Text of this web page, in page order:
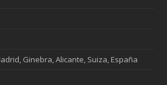
Ginebra, Alicante, Suiza, España